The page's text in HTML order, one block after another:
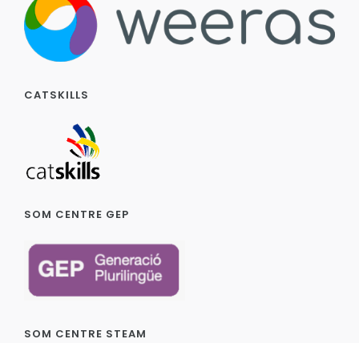
CATSKILLS
SOM CENTRE GEP
SOM CENTRE STEAM